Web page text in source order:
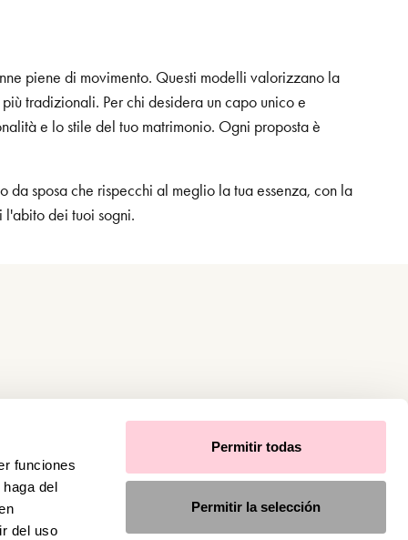
funciones
del
del uso
Permitir todas
Permitir la selección
piene di movimento. Questi modelli valorizzano la
tradizionali. Per chi desidera un capo unico e
e lo stile del tuo matrimonio. Ogni proposta è
sposa che rispecchi al meglio la tua essenza, con la
dei tuoi sogni.